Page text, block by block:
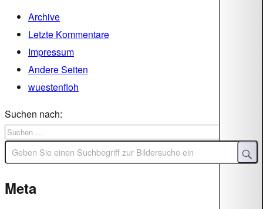
Archive
Letzte Kommentare
Impressum
Andere Seiten
wuestenfloh
Suchen nach:
Meta